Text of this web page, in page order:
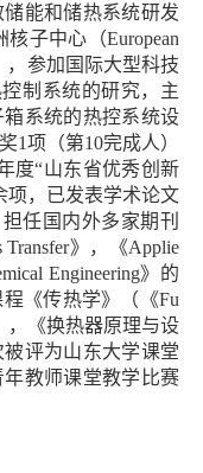
能和储热系统研发
子中心（European
，参加国际大型科技
制系统的研究，主
系统的热控系统设
1项（第10完成人）
度“山东省优秀创新
项，已发表学术论文
任国内外多家期刊
Transfer》，《Applie
Engineering》的
《传热学》（《Fu
，《换热器原理与设
评为山东大学课堂
教师课堂教学比赛